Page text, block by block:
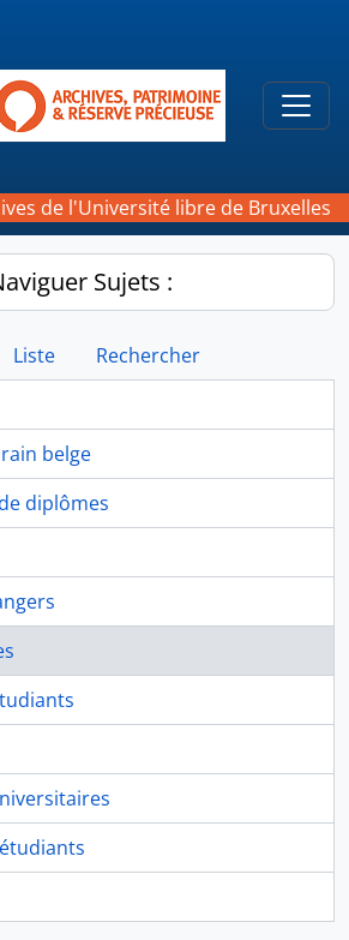
de l'Université libre de Bruxelles
Sujets :
Liste
Rechercher
belge
diplômes